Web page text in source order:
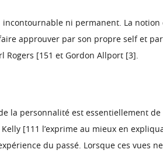
incontournable ni permanent. La notion
approuver par son propre self et
Rogers [151 et Gordon Allport [3].
la personnalité est essentiellement de
[111 l’exprime au mieux en
du passé. Lorsque ces vues